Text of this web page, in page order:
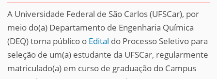
A Universidade Federal de São Carlos (UFSCar), por
meio do(a) Departamento de Engenharia Química
(DEQ) torna público o Edital do Processo Seletivo para
seleção de um(a) estudante da UFSCar, regularmente
matriculado(a) em curso de graduação do Campus